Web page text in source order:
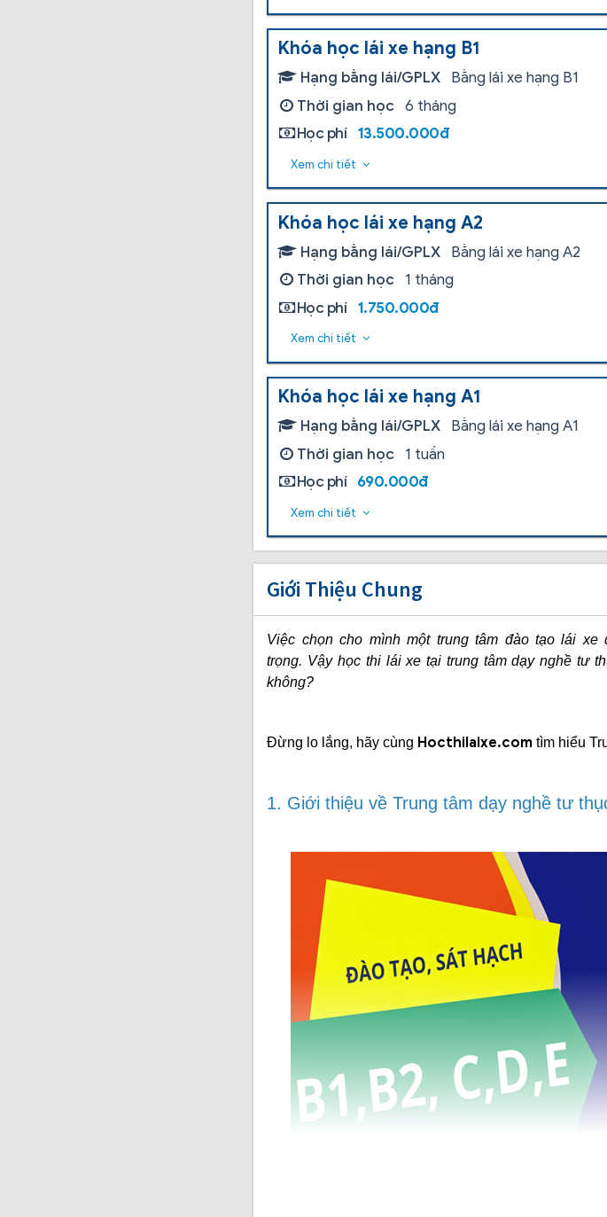
Khóa học lái xe hạng B1
Hạng bằng lái/GPLX
Bằng lái xe hạng B1
Thời gian học 6 tháng
Học phí
13.500.000đ
Xem chi tiết
Khóa học lái xe hạng A2
Hạng bằng lái/GPLX
Bằng lái xe hạng A2
Thời gian học
1 tháng
Học phí
1.750.000đ
Xem chi tiết
Khóa học lái xe hạng A1
Hạng bằng lái/GPLX
Bằng lái xe hạng A1
Thời gian học
1 tuần
Học phí
690.000đ
Xem chi tiết
Giới Thiệu Chung
Việc chọn cho mình một trung tâm đào tạo lái
trọng. Vậy học thi lái xe tại trung tâm dạy nghề tư
không?
Đừng lo lắng, hãy cùng Hocthilaixe.com tìm hiểu
1. Giới thiệu về Trung tâm dạy nghề tư